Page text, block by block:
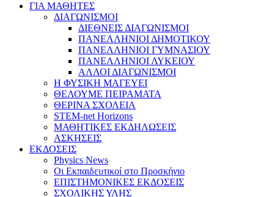
ΓΙΑ ΜΑΘΗΤΕΣ
ΔΙΑΓΩΝΙΣΜΟΙ
ΔΙΕΘΝΕΙΣ ΔΙΑΓΩΝΙΣΜΟΙ
ΠΑΝΕΛΛΗΝΙΟΙ ΔΗΜΟΤΙΚΟΥ
ΠΑΝΕΛΛΗΝΙΟΙ ΓΥΜΝΑΣΙΟΥ
ΠΑΝΕΛΛΗΝΙΟΙ ΛΥΚΕΙΟΥ
ΑΛΛΟΙ ΔΙΑΓΩΝΙΣΜΟΙ
Η ΦΥΣΙΚΗ ΜΑΓΕΥΕΙ
ΘΕΛΟΥΜΕ ΠΕΙΡΑΜΑΤΑ
ΘΕΡΙΝΑ ΣΧΟΛΕΙΑ
STEM-net Horizons
ΜΑΘΗΤΙΚΕΣ ΕΚΔΗΛΩΣΕΙΣ
ΑΣΚΗΣΕΙΣ
ΕΚΔΟΣΕΙΣ
Physics News
Οι Εκπαιδευτικοί στο Προσκήνιο
ΕΠΙΣΤΗΜΟΝΙΚΕΣ ΕΚΔΟΣΕΙΣ
ΣΧΟΛΙΚΗΣ ΥΛΗΣ